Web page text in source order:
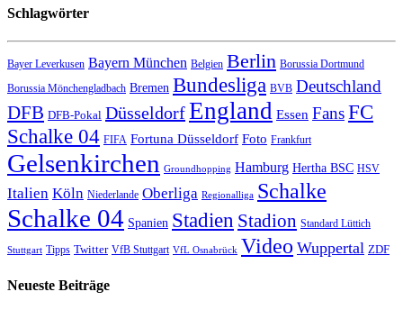
Schlagwörter
Bayer Leverkusen Bayern München Belgien Berlin Borussia Dortmund
Borussia Mönchengladbach Bremen Bundesliga BVB Deutschland
DFB DFB-Pokal DüsseldorfEngland Essen FansFC
Schalke 04 FIFA Fortuna Düsseldorf Foto Frankfurt
Gelsenkirchen Groundhopping Hamburg Hertha BSC HSV
Italien Köln Niederlande Oberliga Regionalliga Schalke
Schalke 04 Spanien Stadien Stadion Standard Lüttich
Stuttgart Tipps Twitter VfB Stuttgart VfL Osnabrück Video Wuppertal ZDF
Neueste Beiträge